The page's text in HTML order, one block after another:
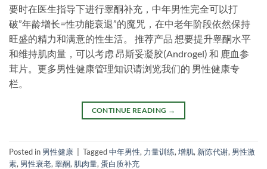
要时在医生指导下进行睾酮补充，中年男性完全可以打
破”年龄增长=性功能衰退”的魔咒，在中老年阶段依然保持
旺盛的精力和满意的性生活。 推荐产品 想要提升睾酮水平
和维持肌肉量，可以考虑 昂斯妥凝胶(Androgel) 和 鹿血参
茸片。更多男性健康管理知识请浏览我们的 男性健康专
栏。
CONTINUE READING →
Posted in 男性健康 Tagged中年男性, 力量训练, 增肌, 新陈代谢, 男性激
素, 男性衰老, 睾酮, 肌肉量, 蛋白质补充